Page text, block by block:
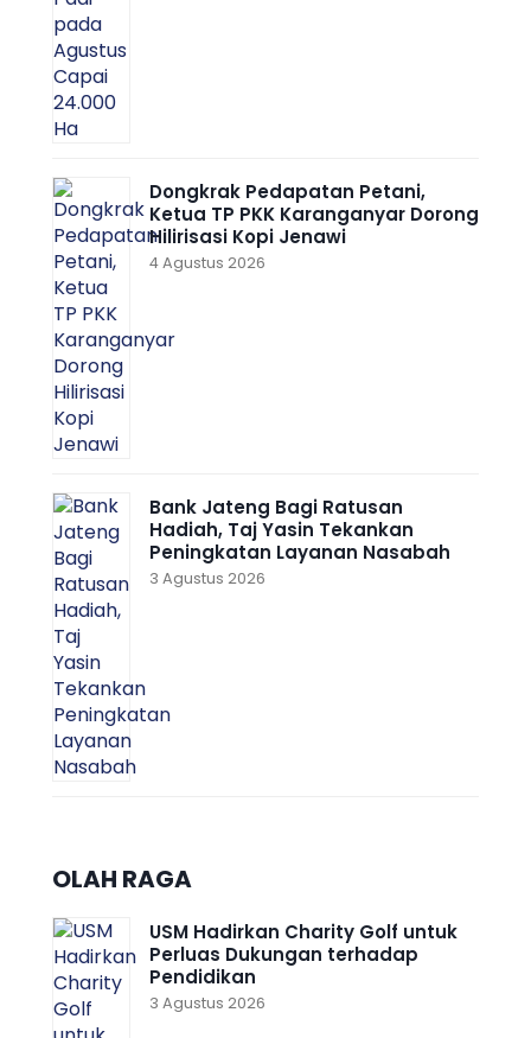
Dongkrak Pedapatan Petani,
Ketua TP PKK Karanganyar Dorong
Hilirisasi Kopi Jenawi
4 Agustus 2026
Bank Jateng Bagi Ratusan
Hadiah, Taj Yasin Tekankan
Peningkatan Layanan Nasabah
3 Agustus 2026
OLAH RAGA
USM Hadirkan Charity Golf untuk
Perluas Dukungan terhadap
Pendidikan
3 Agustus 2026